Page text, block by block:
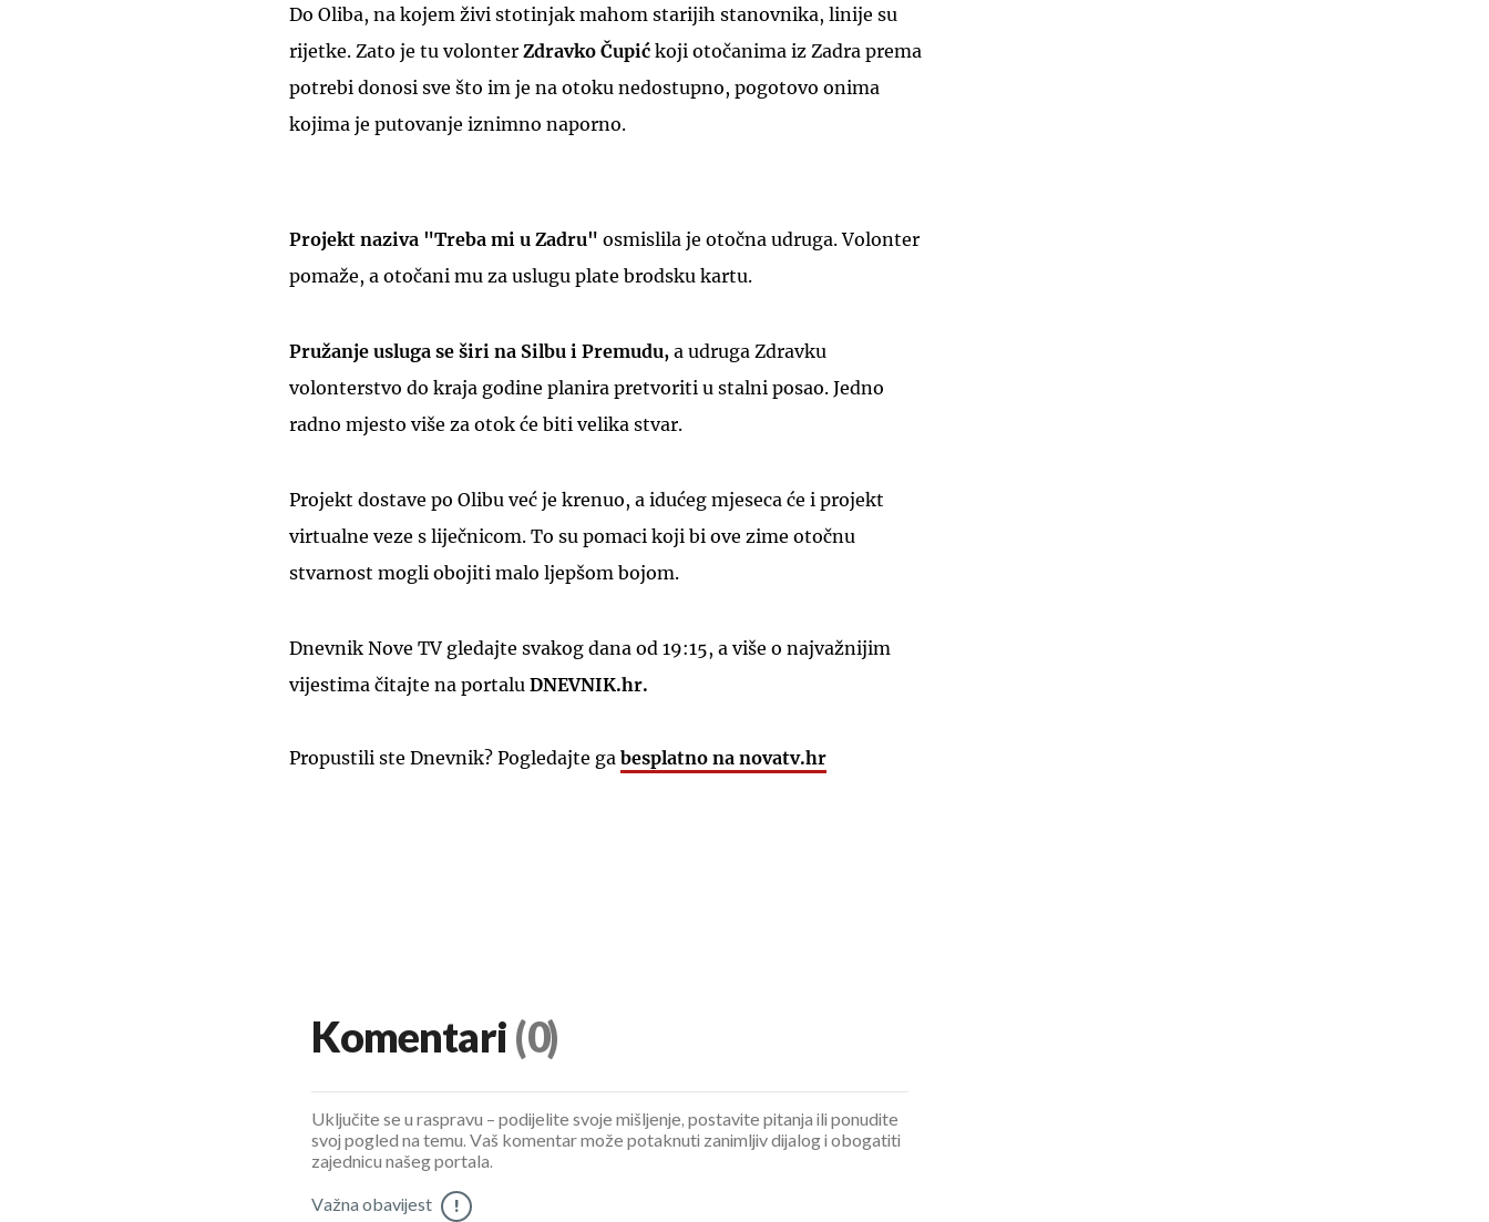
Do Oliba, na kojem živi stotinjak mahom starijih stanovnika, linije su
rijetke. Zato je tu volonter Zdravko Čupić koji otočanima iz Zadra prema
potrebi donosi sve što im je na otoku nedostupno, pogotovo onima
kojima je putovanje iznimno naporno.
Projekt naziva "Treba mi u Zadru" osmislila je otočna udruga. Volonter
pomaže, a otočani mu za uslugu plate brodsku kartu.
Pružanje usluga se širi na Silbu i Premudu, a udruga Zdravku
volonterstvo do kraja godine planira pretvoriti u stalni posao. Jedno
radno mjesto više za otok će biti velika stvar.
Projekt dostave po Olibu već je krenuo, a idućeg mjeseca će i projekt
virtualne veze s liječnicom. To su pomaci koji bi ove zime otočnu
stvarnost mogli obojiti malo ljepšom bojom.
Dnevnik Nove TV gledajte svakog dana od 19:15, a više o najvažnijim
vijestima čitajte na portalu DNEVNIK.hr.
Propustili ste Dnevnik? Pogledajte ga besplatno na novatv.hr
Komentari (0)
Uključite se u raspravu – podijelite svoje mišljenje, postavite pitanja ili ponudite
svoj pogled na temu. Vaš komentar može potaknuti zanimljiv dijalog i obogatiti
zajednicu našeg portala.
Važna obavijest !